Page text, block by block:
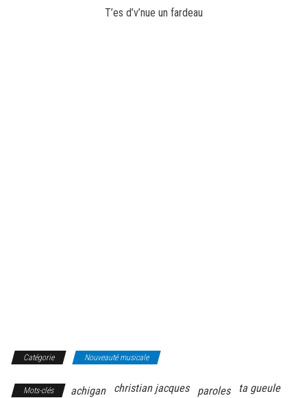
T’es d’v’nue un fardeau
Catégorie Nouveauté musicale
Mots-clés achigan christian jacques paroles
ta gueule